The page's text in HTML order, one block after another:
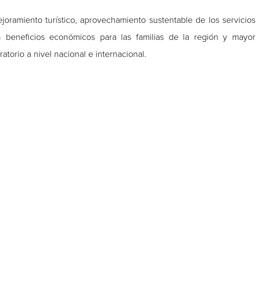
turístico, aprovechamiento sustentable de los servicios
beneficios económicos para las familias de la región y mayor
a nivel nacional e internacional.